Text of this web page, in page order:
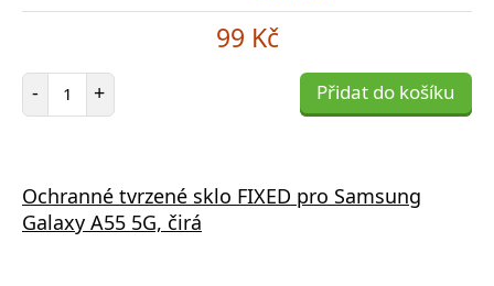
99 Kč
- Počet položek
+ Přidat do košíku
Ochranné tvrzené sklo FIXED pro Samsung
Galaxy A55 5G, čirá